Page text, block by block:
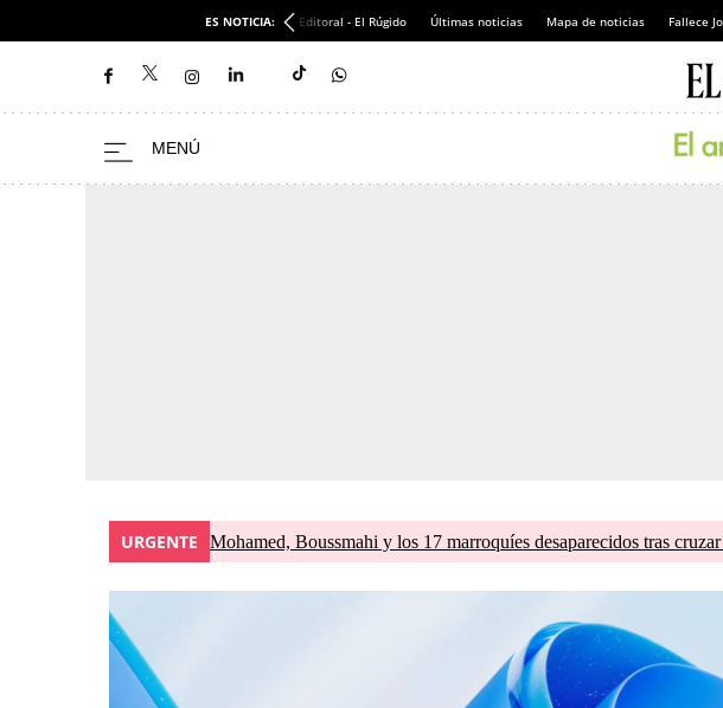
ES NOTICIA: Editoral - El Rúgido Últimas noticias Mapa de noticias Fallece
URGENTE Mohamed, Boussmahi y los 17 marroquíes desaparecidos tras